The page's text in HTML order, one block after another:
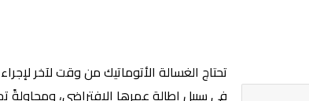
تحتاج الغسالة الأتوماتيك من وقت لآخر
في سبيل إطالة عمرها الافتراضي، ومحاولةً